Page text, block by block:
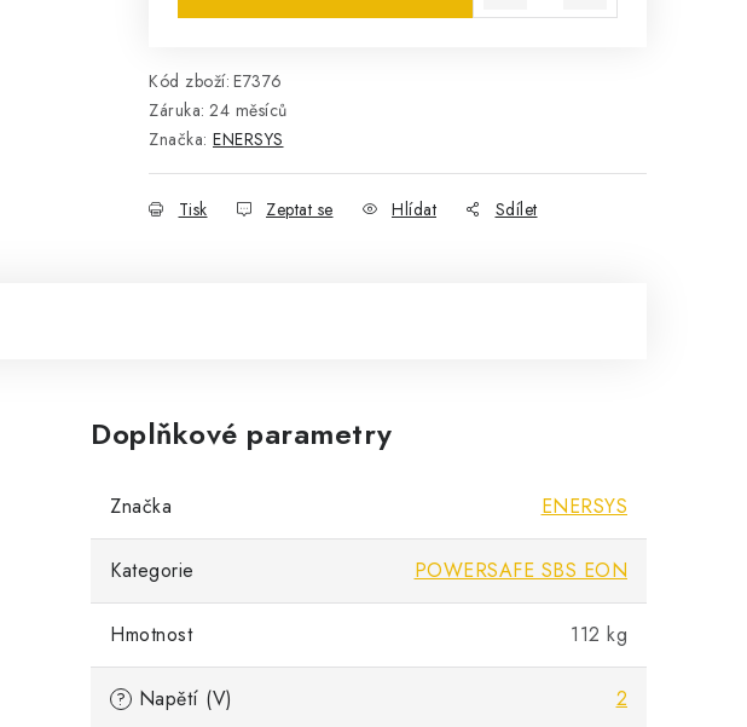
Kód zboží: E7376
Záruka: 24 měsíců
Značka: ENERSYS
Tisk Zeptat se Hlídat Sdílet
Doplňkové parametry
Značka ENERSYS
Kategorie POWERSAFE SBS EON
Hmotnost 112 kg
? Napětí (V) 2